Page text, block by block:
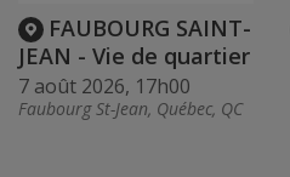
FAUBOURG SAINT-
JEAN - Vie de quartier
7 août 2026, 17h00
Faubourg St-Jean, Québec, QC